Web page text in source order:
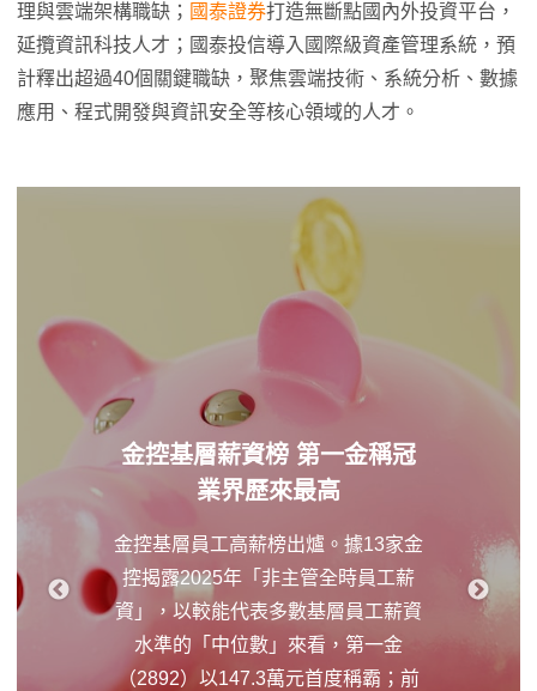
理與雲端架構職缺； 國泰證券打造無斷點國內外投資平台，
延攬資訊科技人才；國泰投信導入國際級資產管理系統，預
計釋出超過40個關鍵職缺，聚焦雲端技術、系統分析、數據
應用、程式開發與資訊安全等核心領域的人才。
金控基層薪資榜 第一金稱冠
業界歷來最高
金控基層員工高薪榜出爐。據13家金
控揭露2025年「非主管全時員工薪
資」，以較能代表多數基層員工薪資
水準的「中位數」來看，第一金
（2892）以147.3萬元首度稱霸；前